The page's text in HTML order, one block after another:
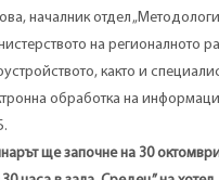
началник отдел
на регионалното
както и
обработка на
ще започне на 30